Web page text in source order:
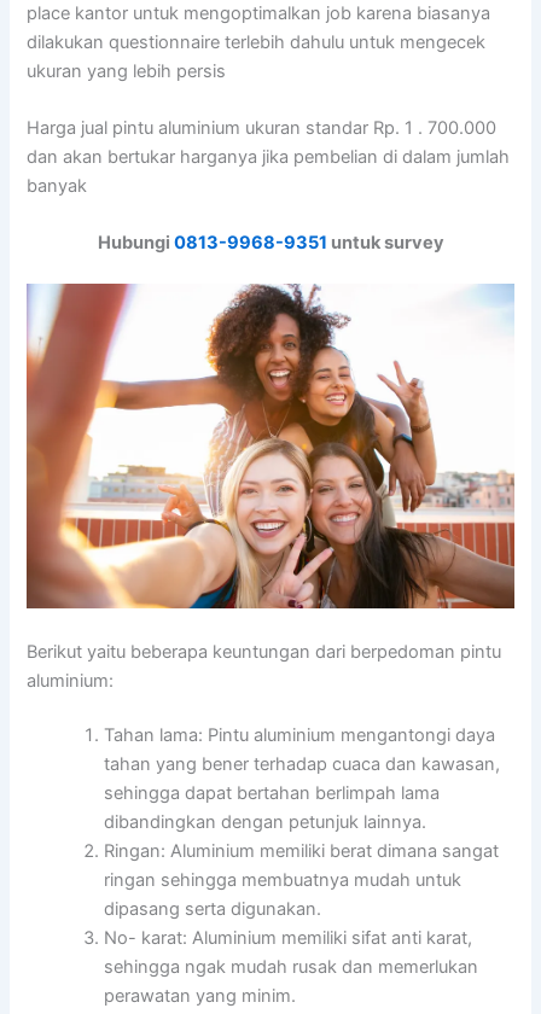
place kantor untuk mengoptimalkan job karena biasanya
dilakukan questionnaire terlebih dahulu untuk mengecek
ukuran yang lebih persis
Harga jual pintu aluminium ukuran standar Rp. 1 . 700.000
dan akan bertukar harganya jika pembelian di dalam jumlah
banyak
Hubungi 0813-9968-9351 untuk survey
Berikut yaitu beberapa keuntungan dari berpedoman pintu
aluminium:
Tahan lama: Pintu aluminium mengantongi daya
tahan yang bener terhadap cuaca dan kawasan,
sehingga dapat bertahan berlimpah lama
dibandingkan dengan petunjuk lainnya.
Ringan: Aluminium memiliki berat dimana sangat
ringan sehingga membuatnya mudah untuk
dipasang serta digunakan.
No- karat: Aluminium memiliki sifat anti karat,
sehingga ngak mudah rusak dan memerlukan
perawatan yang minim.